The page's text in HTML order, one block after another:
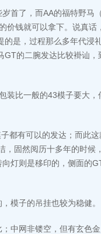
首了，而AA的福特野马
价钱就可以拿下。说真话
是，过程那么多年代浸
的二腕发达比较褂讪，
装比一般的43模子要大，
都有可以的发达；而此这
，固然阅历十多年的时候
灯则是移印的，侧面的
模子的吊挂也较为稳健。
中网非镂空，但有玄色金